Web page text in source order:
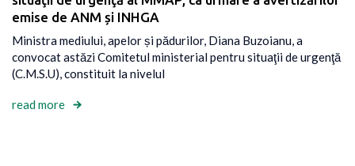
emise de ANM și INHGA
Ministra mediului, apelor și pădurilor, Diana Buzoianu, a
convocat astăzi Comitetul ministerial pentru situaţii de urgenţă
(C.M.S.U), constituit la nivelul
read more